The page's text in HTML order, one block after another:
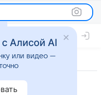
Алисой AI
или видео —